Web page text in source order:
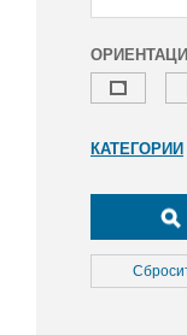
КАТЕГОРИИ
Досуг,
Культура
Медицина